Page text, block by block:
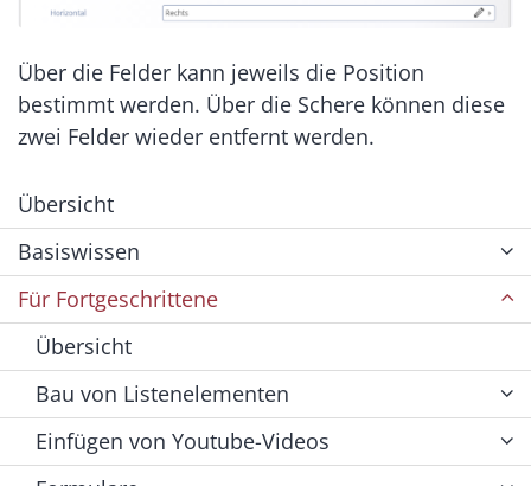
Über die Felder kann jeweils die Position
bestimmt werden. Über die Schere können diese
zwei Felder wieder entfernt werden.
Übersicht
Basiswissen
Für Fortgeschrittene
Übersicht
Bau von Listenelementen
Einfügen von Youtube-Videos